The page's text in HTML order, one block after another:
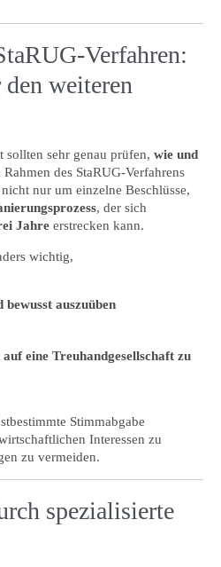
Verfahren:
weiteren
sollten sehr genau prüfen, wie und
des StaRUG-Verfahrens
nur um einzelne Beschlüsse,
, der sich
Jahre erstrecken kann.
wichtig,
auszuüben
eine Treuhandgesellschaft zu
Stimmabgabe
Interessen zu
zu vermeiden.
spezialisierte